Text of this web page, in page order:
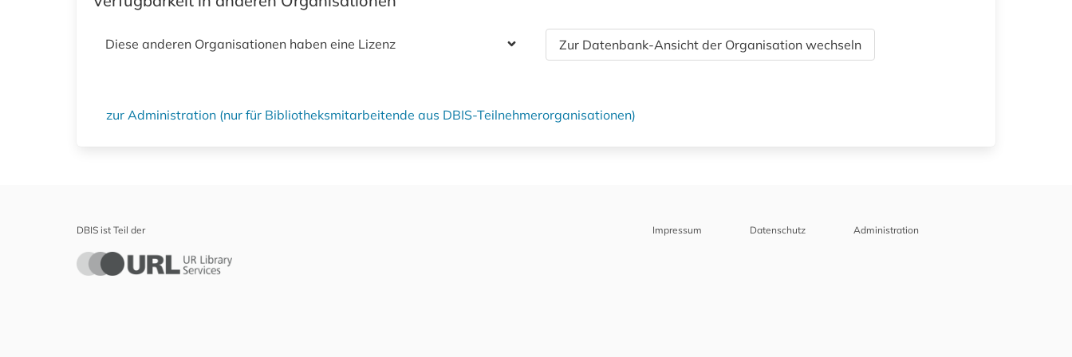
Diese anderen Organisationen haben eine Lizenz Zur Datenbank-Ansicht der Organisation wechseln
zur Administration (nur für Bibliotheksmitarbeitende aus DBIS-Teilnehmerorganisationen)
DBIS ist Teil der Impressum Datenschutz Administration